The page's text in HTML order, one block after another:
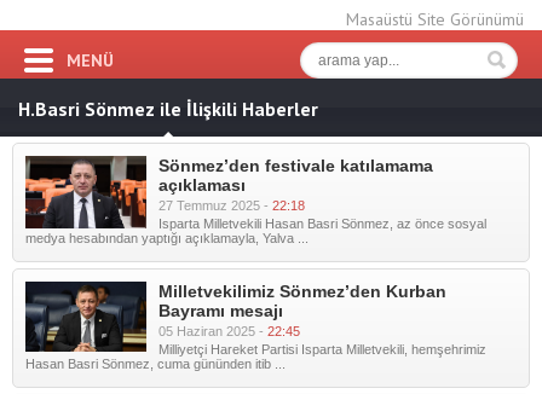
Masaüstü Site Görünümü
MENÜ
H.Basri Sönmez ile İlişkili Haberler
Sönmez’den festivale katılamama
açıklaması
27 Temmuz 2025 - 22:18
Isparta Milletvekili Hasan Basri Sönmez, az önce sosyal
medya hesabından yaptığı açıklamayla, Yalva ...
Milletvekilimiz Sönmez’den Kurban
Bayramı mesajı
05 Haziran 2025 - 22:45
Milliyetçi Hareket Partisi Isparta Milletvekili, hemşehrimiz
Hasan Basri Sönmez, cuma gününden itib ...